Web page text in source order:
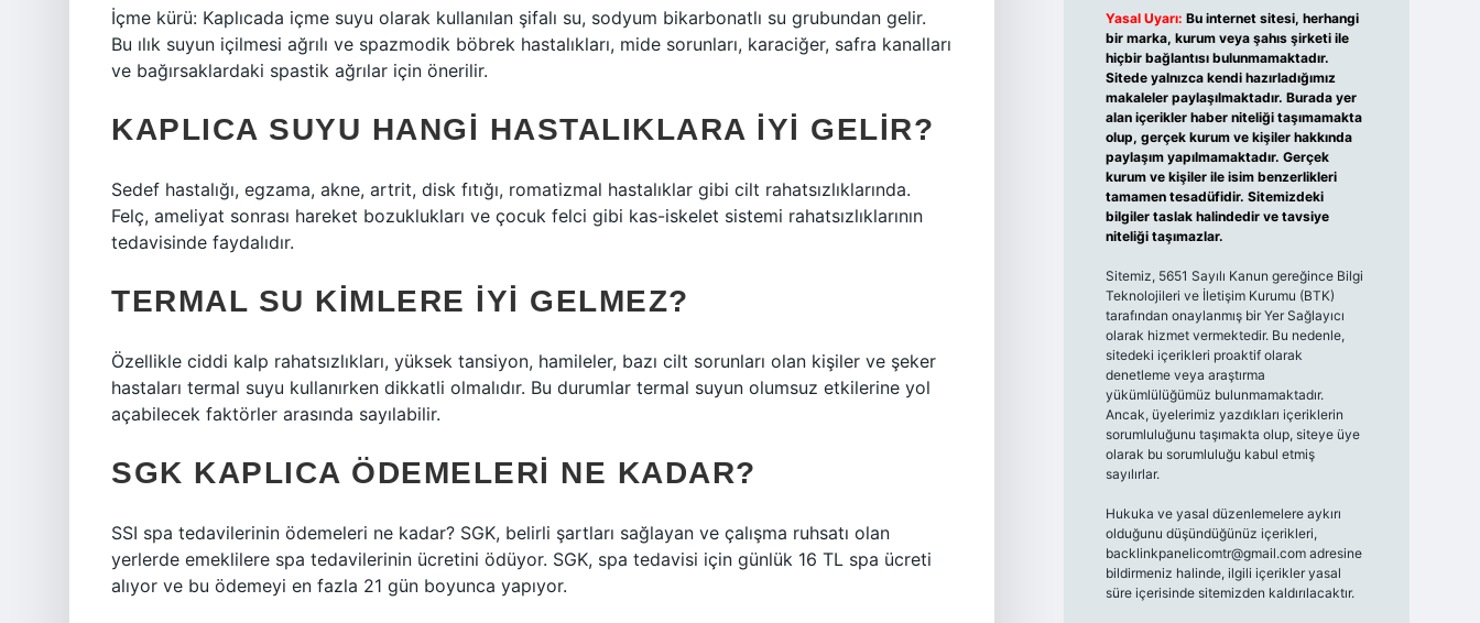
İçme kürü: Kaplıcada içme suyu olarak kullanılan şifalı su, sodyum bikarbonatlı su grubundan gelir.
Bu ılık suyun içilmesi ağrılı ve spazmodik böbrek hastalıkları, mide sorunları, karaciğer, safra kanalları
ve bağırsaklardaki spastik ağrılar için önerilir.
KAPLICA SUYU HANGI HASTALIKLARA IYI GELIR?
Sedef hastalığı, egzama, akne, artrit, disk fıtığı, romatizmal hastalıklar gibi cilt rahatsızlıklarında.
Felç, ameliyat sonrası hareket bozuklukları ve çocuk felci gibi kas-iskelet sistemi rahatsızlıklarının
tedavisinde faydalıdır.
TERMAL SU KIMLERE IYI GELMEZ?
Özellikle ciddi kalp rahatsızlıkları, yüksek tansiyon, hamileler, bazı cilt sorunları olan kişiler ve şeker
hastaları termal suyu kullanırken dikkatli olmalıdır. Bu durumlar termal suyun olumsuz etkilerine yol
açabilecek faktörler arasında sayılabilir.
SGK KAPLICA ÖDEMELERI NE KADAR?
SSI spa tedavilerinin ödemeleri ne kadar? SGK, belirli şartları sağlayan ve çalışma ruhsatı olan
yerlerde emeklilere spa tedavilerinin ücretini ödüyor. SGK, spa tedavisi için günlük 16 TL spa ücreti
alıyor ve bu ödemeyi en fazla 21 gün boyunca yapıyor.
Yasal Uyarı: Bu internet sitesi, herhangi
bir marka, kurum veya şahıs şirketi ile
hiçbir bağlantısı bulunmamaktadır.
Sitede yalnızca kendi hazırladığımız
makaleler paylaşılmaktadır. Burada yer
alan içerikler haber niteliği taşımamakta
olup, gerçek kurum ve kişiler hakkında
paylaşım yapılmamaktadır. Gerçek
kurum ve kişiler ile isim benzerlikleri
tamamen tesadüfidir. Sitemizdeki
bilgiler taslak halindedir ve tavsiye
niteliği taşımazlar.
Sitemiz, 5651 Sayılı Kanun gereğince Bilgi
Teknolojileri ve İletişim Kurumu (BTK)
tarafından onaylanmış bir Yer Sağlayıcı
olarak hizmet vermektedir. Bu nedenle,
sitedeki içerikleri proaktif olarak
denetleme veya araştırma
yükümlülüğümüz bulunmamaktadır.
Ancak, üyelerimiz yazdıkları içeriklerin
sorumluluğunu taşımakta olup, siteye üye
olarak bu sorumluluğu kabul etmiş
sayılırlar.
Hukuka ve yasal düzenlemelere aykırı
olduğunu düşündüğünüz içerikleri,
backlinkpanelicomtr@gmail.comadresine
bildirmeniz halinde, ilgili içerikler yasal
süre içerisinde sitemizden kaldırılacaktır.